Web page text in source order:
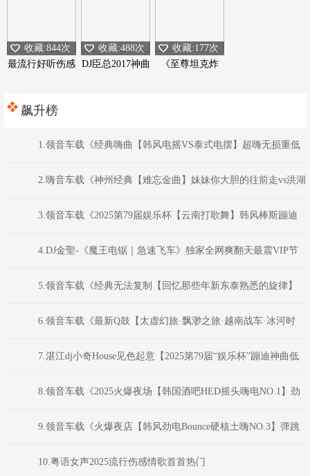
最流行好听伤感
收藏:844次
DJ臣总2017神曲
收藏:488次
《至尊坦克炸
收藏:177次
飙升榜
1.领音车载《经典嗨曲【韩风电摇VS泰式电摆】超嗨无损重低
音炮》(Dj红仔Mix)
2.嗨音车载《神州经典【难忘金曲】妹妹你大胆的往前走vs洪湖
水浪打浪老歌民歌长途57首串烧》 河南Dj彦航
3.领音车载《2025第79届娱乐杯【云南打歌舞】韩风棒斯蹦迪
嗨曲》(Dj红仔Mix)
4.DJ金聖-《魔王电锯｜急速飞车》独家全网爽翻天最震VIP节
奏高级！【猛货袭来】车载音乐REMIX
5.领音车载《经典无法复制【回忆那些年新东泰熟悉的旋律】
超重低音嗨曲》(Dj音少Mix)
6.领音车载《最新Q鼓【太虚幻旅·飘渺之旅·越南战车·冰河时
代】Dj浩仔Dj超仔DJ阿圣Dj阿衍》颍上DJ虹君
7.湛江dj小奇House见色起意【2025第79届“娱乐杯”蹦迪神曲低
音炮制说唱串烧大赛】
8.领音车载《2025火爆夜场【韩国酒吧HED摇头嗨电NO.1】劲
爆重低音》(Dj红仔Mix)
9.领音车载《火爆夜店【韩风劲电Bounce硬核土嗨NO.3】弹跳
重低音》(Dj红仔Mix)
10.粤语女声2025流行伤感情歌首首热门